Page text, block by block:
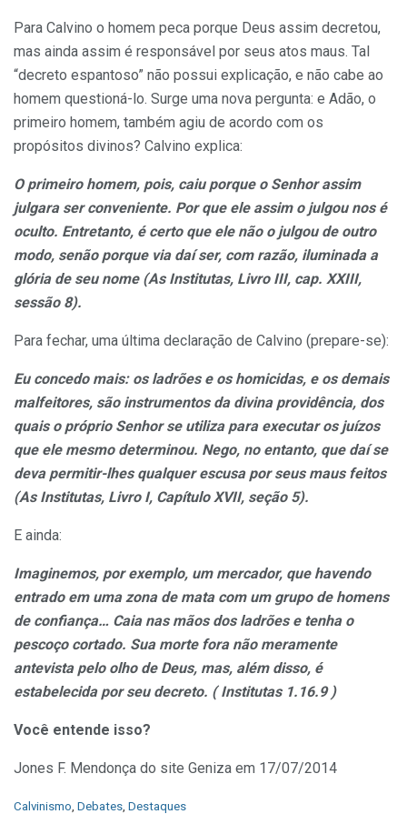
Para Calvino o homem peca porque Deus assim decretou,
mas ainda assim é responsável por seus atos maus. Tal
“decreto espantoso” não possui explicação, e não cabe ao
homem questioná-lo. Surge uma nova pergunta: e Adão, o
primeiro homem, também agiu de acordo com os
propósitos divinos? Calvino explica:
O primeiro homem, pois, caiu porque o Senhor assim
julgara ser conveniente. Por que ele assim o julgou nos é
oculto. Entretanto, é certo que ele não o julgou de outro
modo, senão porque via daí ser, com razão, iluminada a
glória de seu nome (As Institutas, Livro III, cap. XXIII,
sessão 8).
Para fechar, uma última declaração de Calvino (prepare-se):
Eu concedo mais: os ladrões e os homicidas, e os demais
malfeitores, são instrumentos da divina providência, dos
quais o próprio Senhor se utiliza para executar os juízos
que ele mesmo determinou. Nego, no entanto, que daí se
deva permitir-lhes qualquer escusa por seus maus feitos
(As Institutas, Livro I, Capítulo XVII, seção 5).
E ainda:
Imaginemos, por exemplo, um mercador, que havendo
entrado em uma zona de mata com um grupo de homens
de confiança… Caia nas mãos dos ladrões e tenha o
pescoço cortado. Sua morte fora não meramente
antevista pelo olho de Deus, mas, além disso, é
estabelecida por seu decreto. ( Institutas 1.16.9 )
Você entende isso?
Jones F. Mendonça do site Geniza em 17/07/2014
C
Calvinismo Debates Destaques